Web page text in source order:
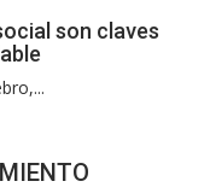
son claves